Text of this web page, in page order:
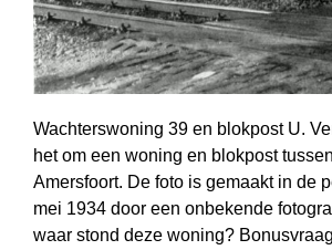
Wachterswoning 39 en blokpost U.
het om een woning en blokpost
Amersfoort. De foto is gemaakt in de
mei 1934 door een onbekende
waar stond deze woning?